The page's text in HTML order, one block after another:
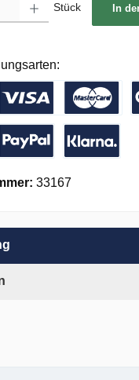
Stück In
Kreditkarte
33167